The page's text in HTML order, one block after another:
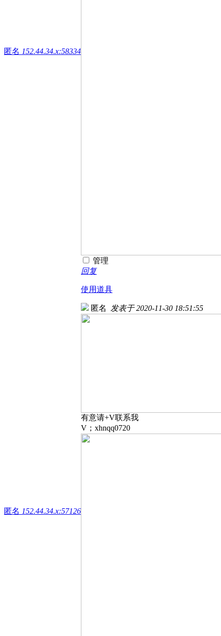
匿名 152.44.34.x:58334
管理
回复
使用道具
匿名 152.44.34.x:57126
匿名 发表于 2020-11-30 18:51:55
有意请+V联系我
V；xhnqq0720